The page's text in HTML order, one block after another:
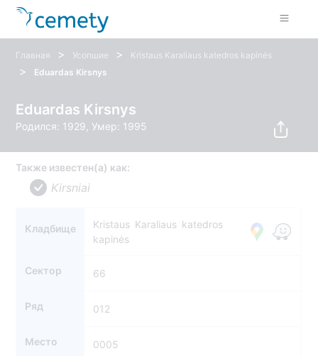
Главная > Усопшие > Kristaus Karaliaus katedros kapinės
> Eduardas Kirsnys
Eduardas Kirsnys
Родился: 1929, Умер: 1995
Также известен(а) как:
Kirsniai
Кладбище
Kristaus Karaliaus katedros
kapinės
Сектор 66
Ряд 012
Место 0005